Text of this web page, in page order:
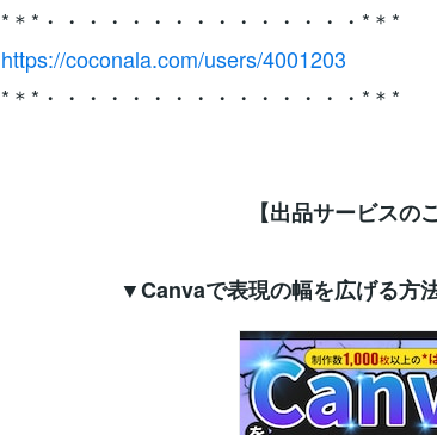
*＊*・・・・・・・・・・・・・・・*＊*
https://coconala.com/users/4001203
*＊*・・・・・・・・・・・・・・・*＊*
【出品サービスの
▼Canvaで表現の幅を広げる方